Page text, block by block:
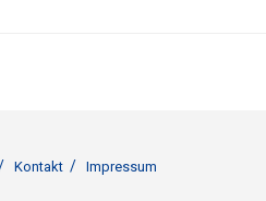
Kontakt Impressum